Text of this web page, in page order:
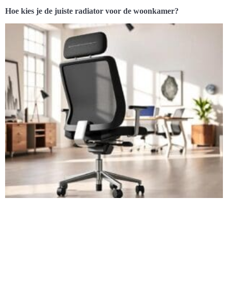
Hoe kies je de juiste radiator voor de woonkamer?